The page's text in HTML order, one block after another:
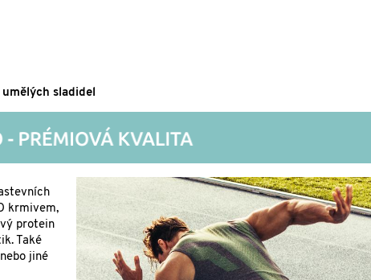
sladidel
krmivem,
protein
Také
jiné